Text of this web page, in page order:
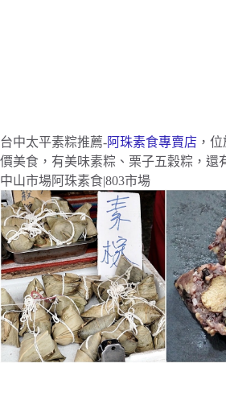
台中太平素粽推薦-阿珠素食專賣店 ，
價美食，有美味素粽、栗子五穀粽，還
中山市場阿珠素食|803市場